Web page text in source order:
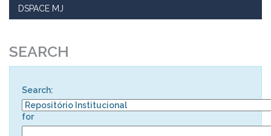
DSPACE MJ
SEARCH
Search:
for